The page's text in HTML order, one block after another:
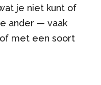
je niet kunt of
ander — vaak
met een soort